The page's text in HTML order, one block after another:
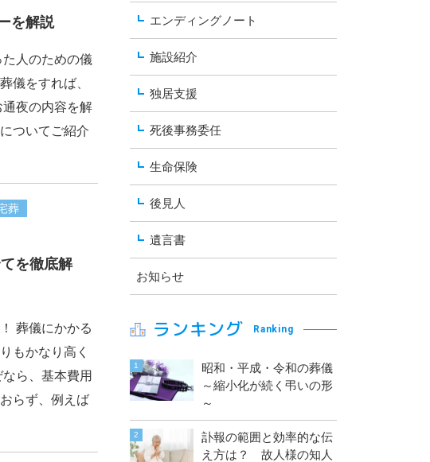
を解説
人のための儀
儀をすれば、
夜の内容を解
ついてご紹介
葬
を徹底解
葬儀にかかる
もかなり高く
ら、基本費用
らず、例えば
エンディングノート
施設紹介
独居支援
死後事務委任
生命保険
後見人
遺言書
お知らせ
ランキング Ranking
昭和・平成・令和の葬儀
～縮小化が続く弔いの形
～
訃報の範囲と効率的な伝
え方は？ 故人様の知人